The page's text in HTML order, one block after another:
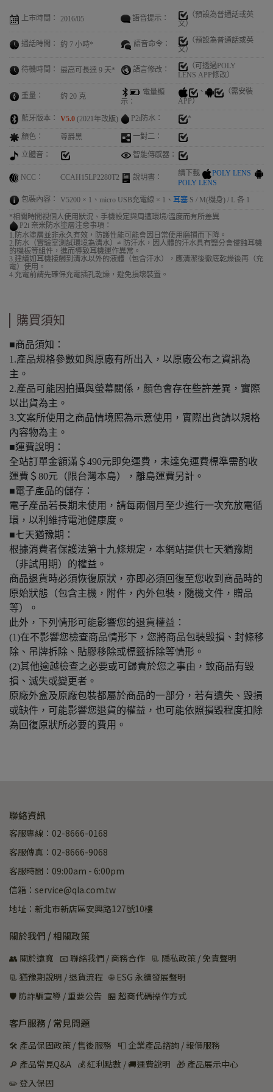
上市時間： 2016/05 語音提示：
（預設為普通話或英
文）
通話時間： 約 7 小時* 語音命令：
（預設為普通話或英
文）
待機時間： 最高可長達 9 天* 語言修改：
（可透過POLY
LENS APP修改）
重量： 約 20 克
電量顯
示：
、
（需安裝
APP）
藍牙版本： V5.0 (2021年改版) P2i防水： *
顏色： 尊爵黑 一對二：
立體音： 智能傳感器：
NCC： CCAH15LP2280T2 說明書： 請下載
POLY LENS
POLY LENS
包裝內容：
V5200 × 1、micro USB充電線 × 1、 耳塞 S / M(機身) / L 各 1
*相關時間視個人使用狀況、手機設定與周遭環境/溫度而有所差異
P2i 奈米防水塗層注意事項：
1.防水塗層並非永久有效，防護性能可能會因日常使用磨損而下降。
2.防水（實驗室測試環境為清水）≠ 防汗水，因人體的汗水具有鹽分會侵蝕耳機
的機板等組件，進而導致耳機運作異常。
3.建議如耳機接觸到清水以外的液體（包含汗水），應清潔後徹底乾燥後再（充
電）使用。
4.充電前請先確保充電插孔乾燥，避免損壞裝置。
購買須知
■商品須知：
1.產品規格參數如與原廠有所出入，以原廠公布之資訊為
主。
2.產品可能因拍攝與螢幕關係，顏色會存在些許差異，實際
以出貨為主。
3.文案所使用之商品情境照為示意使用，實際出貨請以規格
內容物為主。
■運費說明：
全站訂單金額滿＄490元即免運費，未達免運費標準需酌收
運費＄80元（限台灣本島），離島運費另計。
■電子產品的儲存：
電子產品若長期未使用，請每兩個月至少進行一次充放電循
環，以利維持電池健康度。
■七天猶豫期：
根據消費者保護法第十九條規定，本網站提供七天猶豫期
（非試用期）的權益。
商品退貨時必須恢復原狀，亦即必須回復至您收到商品時的
原始狀態（包含主機，附件，內外包裝，隨機文件，贈品
等）。
​此外，下列情形可能影響您的退貨權益：
(1)在不影響您檢查商品情形下，您將商品包裝毀損、封條移
除、吊牌拆除、貼膠移除或標籤拆除等情形。
(2)其他逾越檢查之必要或可歸責於您之事由，致商品有毀
損、滅失或變更者。
原廠外盒及原廠包裝都屬於商品的一部分，若有遺失、毀損
或缺件，可能影響您退貨的權益，也可能依照損毀程度扣除
為回復原狀所必要的費用。
聯絡資訊
客服專線：02-8666-0168
客服傳真：02-8666-9068
客服時間：09:00am - 6:00pm
信箱：service@qla.com.tw
地址：新北市新店區安興路127號10樓
關於我們 / 相關政策
👥 關於遠寬 📧 聯絡我們 / 商務合作 📃 隱私政策 / 免責聲明
📃 猶豫期說明 / 退貨流程 🌐 ESG 永續發展聲明
🛡️ 防詐騙宣導 / 重要公告 🏪 超商代碼操作方式
客戶服務 / 常見問題
🛠 產品保固政策 / 售後服務 📮 企業產品諮詢 / 報價服務
🔎 產品常見Q&A 💰 紅利點數 / 🚚運費說明 🎁 產品展示中心
✏️ 登入保固